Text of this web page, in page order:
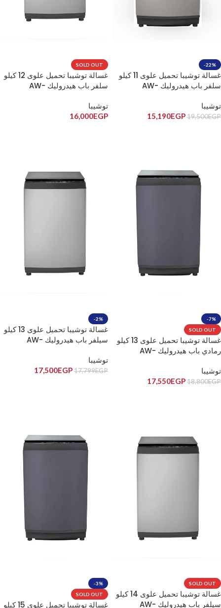
-22%
غسالة توشيبا تحميل علوى 11 كيلو
سلفر باب هيدروليك AW-
توشيبا
19,500EGP
15,190EGP
SOLD OUT
غسالة توشيبا تحميل علوى 12 كيلو
سلفر باب هيدروليك AW-
توشيبا
16,000EGP
-7%
SOLD OUT
غسالة توشيبا تحميل علوى 13 كيلو
رمادي باب هيدروليك AW-
توشيبا
18,800EGP
17,550EGP
-2%
غسالة توشيبا تحميل علوى 13 كيلو
سيلفر باب هيدروليك AW-
توشيبا
17,799EGP
17,500EGP
SOLD OUT
غسالة توشيبا تحميل علوى 14 كيلو
سيلفر باب هيدروليك AW-
-3%
SOLD OUT
غسالة توشيبا تحميل علوى 15 كيلو